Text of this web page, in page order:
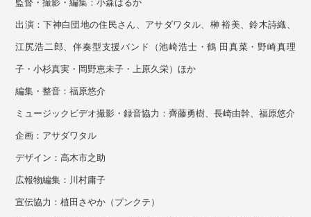
監督・撮影・編集：⼩森はるか
出演：下神⽩団地の住⺠さん、アサダワタル、榊 裕美、鈴⽊詩織、
江尻浩⼆郎、伴奏型⽀援バンド（池崎浩⼠・鶴 ⽥真菜・野崎真理
⼦・⼩杉真実・岡野恵未⼦・上原久栄）ほか
編集・整⾳：福原悠介
ミュージックビデオ撮影・録⾳協⼒：⿑藤勇樹、⻑崎由幹、福原悠介
企画：アサダワタル
デザイン：⾼⽊市之助
広報物編集：川村庸⼦
宣伝協⼒：植⽥さやか（プンクテ）